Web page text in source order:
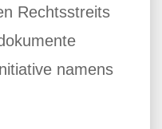
Rechtsstreits
namens